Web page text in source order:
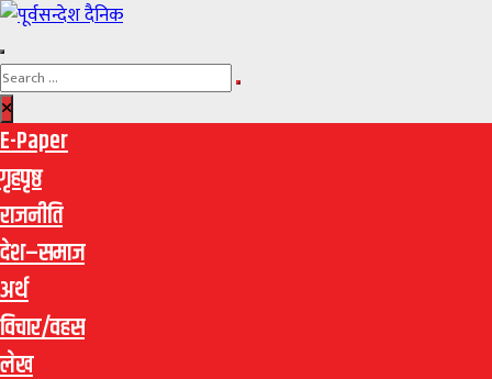
E-Paper
गृहपृष्ठ
राजनीति
देश–समाज
अर्थ
विचार/वहस
लेख